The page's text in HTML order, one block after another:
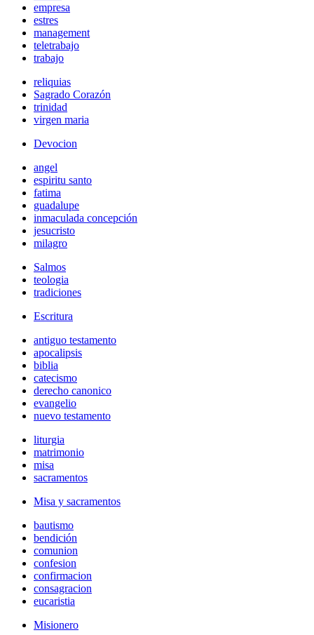
empresa
estres
management
teletrabajo
trabajo
reliquias
Sagrado Corazón
trinidad
virgen maria
Devocion
angel
espiritu santo
fatima
guadalupe
inmaculada concepción
jesucristo
milagro
Salmos
teologia
tradiciones
Escritura
antiguo testamento
apocalipsis
biblia
catecismo
derecho canonico
evangelio
nuevo testamento
liturgia
matrimonio
misa
sacramentos
Misa y sacramentos
bautismo
bendición
comunion
confesion
confirmacion
consagracion
eucaristia
Misionero